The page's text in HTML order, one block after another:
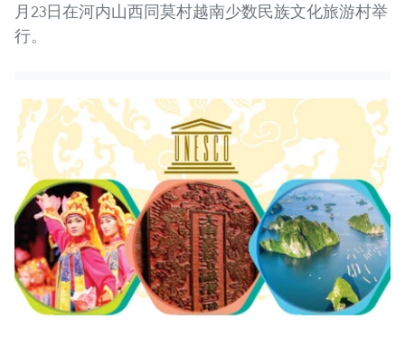
月23日在河内山西同莫村越南少数民族文化旅游村举
行。